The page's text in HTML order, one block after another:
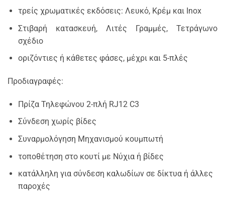
τρείς χρωματικές εκδόσεις: Λευκό, Κρέμ και Inox
Στιβαρή κατασκευή, Λιτές Γραμμές, Τετράγωνο
σχέδιο
οριζόντιες ή κάθετες φάσες, μέχρι και 5-πλές
Προδιαγραφές:
Πρίζα Τηλεφώνου 2-πλή RJ12 C3
Σύνδεση χωρίς βίδες
Συναρμολόγηση Μηχανισμού κουμπωτή
τοποθέτηση στο κουτί με Νύχια ή βίδες
κατάλληλη για σύνδεση καλωδίων σε δίκτυα ή άλλες
παροχές